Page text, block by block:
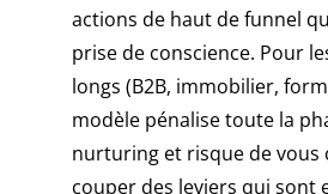
actions de haut de funnel
prise de conscience. Pour
longs (B2B, immobilier,
modèle pénalise toute la
nurturing et risque de vous
couper des leviers qui sont